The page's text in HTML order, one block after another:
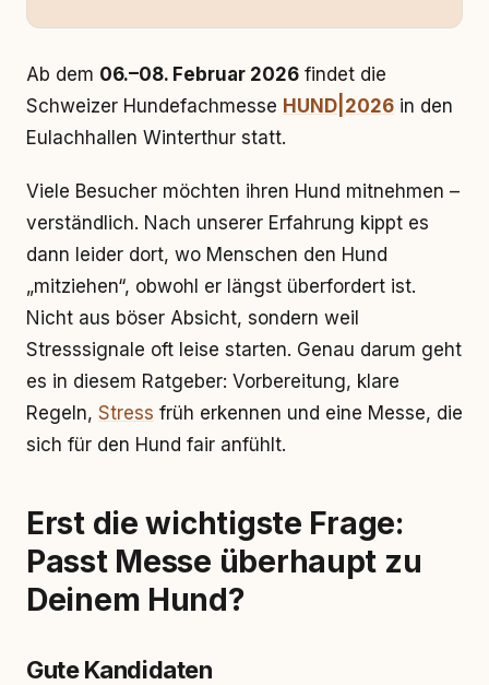
Ab dem 06.–08. Februar 2026 findet die
Schweizer Hundefachmesse HUND|2026 in den
Eulachhallen Winterthur statt.
Viele Besucher möchten ihren Hund mitnehmen –
verständlich. Nach unserer Erfahrung kippt es
dann leider dort, wo Menschen den Hund
„mitziehen“, obwohl er längst überfordert ist.
Nicht aus böser Absicht, sondern weil
Stresssignale oft leise starten. Genau darum geht
es in diesem Ratgeber: Vorbereitung, klare
Regeln, Stress früh erkennen und eine Messe, die
sich für den Hund fair anfühlt.
Erst die wichtigste Frage:
Passt Messe überhaupt zu
Deinem Hund?
Gute Kandidaten